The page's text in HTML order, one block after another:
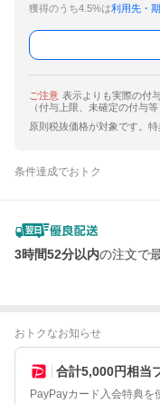
獲得のうち4.5%は利用先・
ご注意 表示よりも実際の付
（付与上限、未確定の付与等
原則税抜価格が対象です。
条件達成でおトク
3時間52分以内の注文で
おトクなお知らせ
合計5,000円相当
PayPayカード入会特典を